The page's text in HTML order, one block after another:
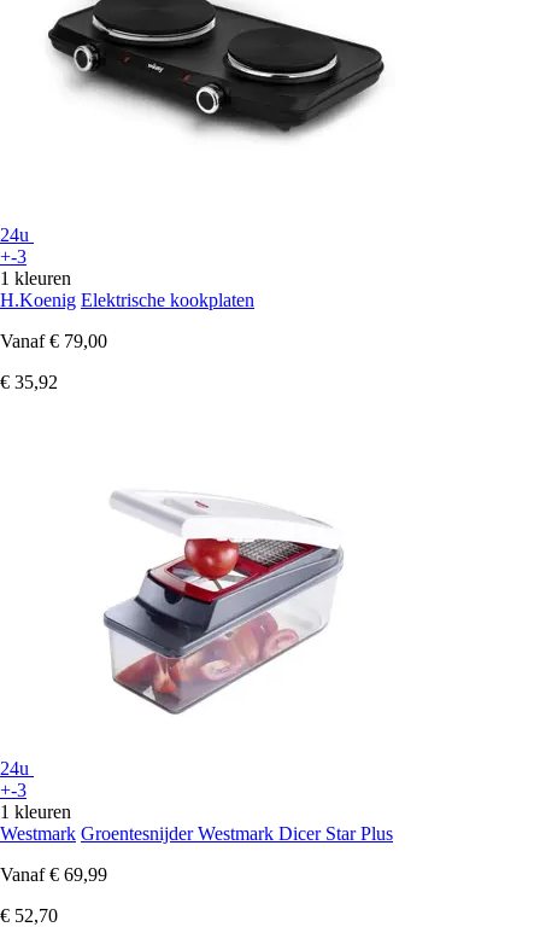
24u
+-3
1 kleuren
H.Koenig Elektrische kookplaten
Vanaf € 79,00
€ 35,92
24u
+-3
1 kleuren
Westmark Groentesnijder Westmark Dicer Star Plus
Vanaf € 69,99
€ 52,70